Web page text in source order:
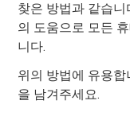
찾은 방법과 같습
의 도움으로 모든
니다.
위의 방법에 유용
을 남겨주세요.